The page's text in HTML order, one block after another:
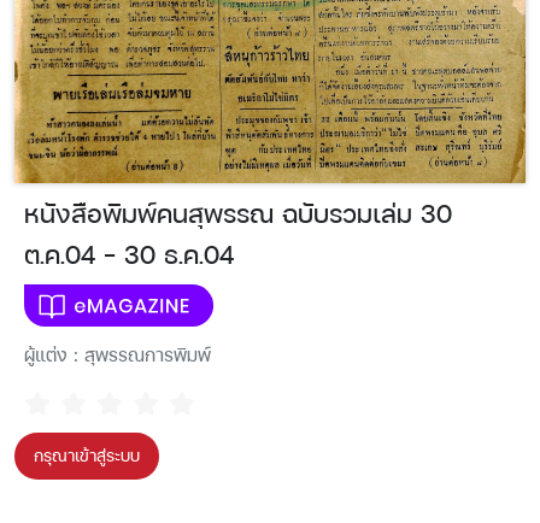
หนังสือพิมพ์คนสุพรรณ ฉบับรวมเล่ม 30
ต.ค.04 - 30 ธ.ค.04
ผู้แต่ง : สุพรรณการพิมพ์
กรุณาเข้าสู่ระบบ